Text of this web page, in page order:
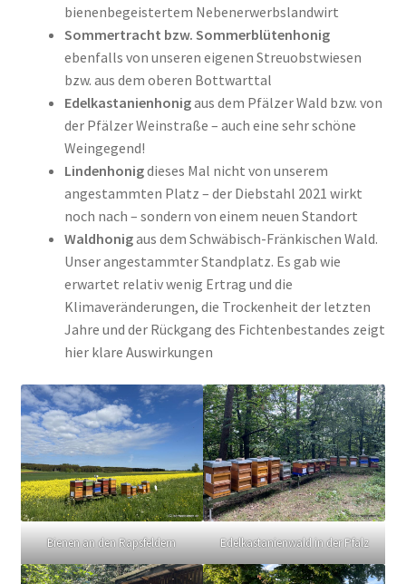
bienenbegeistertem Nebenerwerbslandwirt
Sommertracht bzw. Sommerblütenhonig
ebenfalls von unseren eigenen Streuobstwiesen
bzw. aus dem oberen Bottwarttal
Edelkastanienhonigaus dem Pfälzer Wald bzw. von
der Pfälzer Weinstraße – auch eine sehr schöne
Weingegend!
Lindenhonigdieses Mal nicht von unserem
angestammten Platz – der Diebstahl 2021 wirkt
noch nach – sondern von einem neuen Standort
Waldhonigaus dem Schwäbisch-Fränkischen Wald.
Unser angestammter Standplatz. Es gab wie
erwartet relativ wenig Ertrag und die
Klimaveränderungen, die Trockenheit der letzten
Jahre und der Rückgang des Fichtenbestandes zeigt
hier klare Auswirkungen
Bienen an den Rapsfeldern Edelkastanienwald in der Pfalz